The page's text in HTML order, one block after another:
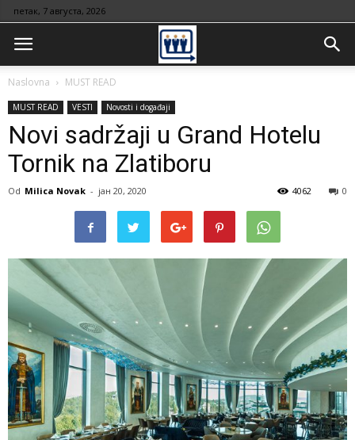
петак, 7 августа, 2026
Naslovna MUST READ
MUST READ VESTI Novosti i događaji
Novi sadržaji u Grand Hotelu
Tornik na Zlatiboru
Od Milica Novak - јан 20, 2020 0
4062